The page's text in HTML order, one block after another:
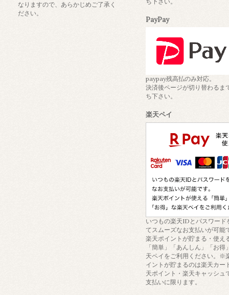
なりますので、あらかじめご了承く
ださい。
PayPay
paypay残高払のみ対応。
決済後ページが切り替わるま
ち下さい。
楽天ペイ
いつもの楽天IDとパスワード
てスムーズなお支払いが可能
楽天ポイントが貯まる・使え
「簡単」「あんしん」「お得
天ペイをご利用ください。※
イントが貯まるのは楽天カー
天ポイント・楽天キャッシュ
支払いに限ります。